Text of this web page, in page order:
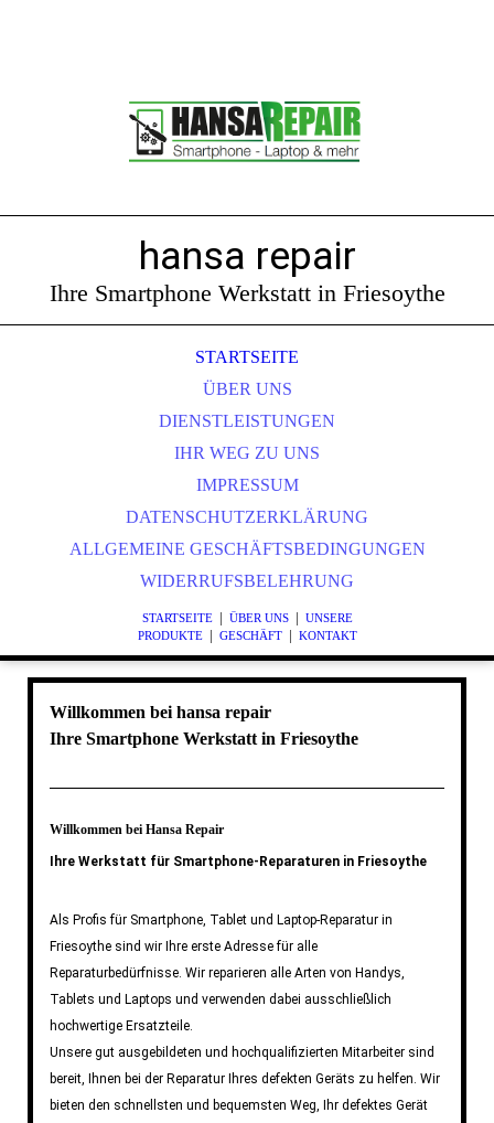
hansa repair
Ihre Smartphone Werkstatt in Friesoythe
STARTSEITE
ÜBER UNS
DIENSTLEISTUNGEN
IHR WEG ZU UNS
IMPRESSUM
DATENSCHUTZERKLÄRUNG
ALLGEMEINE GESCHÄFTSBEDINGUNGEN
WIDERRUFSBELEHRUNG
STARTSEITE| ÜBER UNS| UNSERE
PRODUKTE| GESCHÄFT| KONTAKT
Willkommen bei hansa repair
Ihre Smartphone Werkstatt in Friesoythe
Willkommen bei Hansa Repair
Ihre Werkstatt für Smartphone-Reparaturen in Friesoythe
Als Profis für Smartphone, Tablet und Laptop-Reparatur in
Friesoythe sind wir Ihre erste Adresse für alle
Reparaturbedürfnisse. Wir reparieren alle Arten von Handys,
Tablets und Laptops und verwenden dabei ausschließlich
hochwertige Ersatzteile.
Unsere gut ausgebildeten und hochqualifizierten Mitarbeiter sind
bereit, Ihnen bei der Reparatur Ihres defekten Geräts zu helfen. Wir
bieten den schnellsten und bequemsten Weg, Ihr defektes Gerät